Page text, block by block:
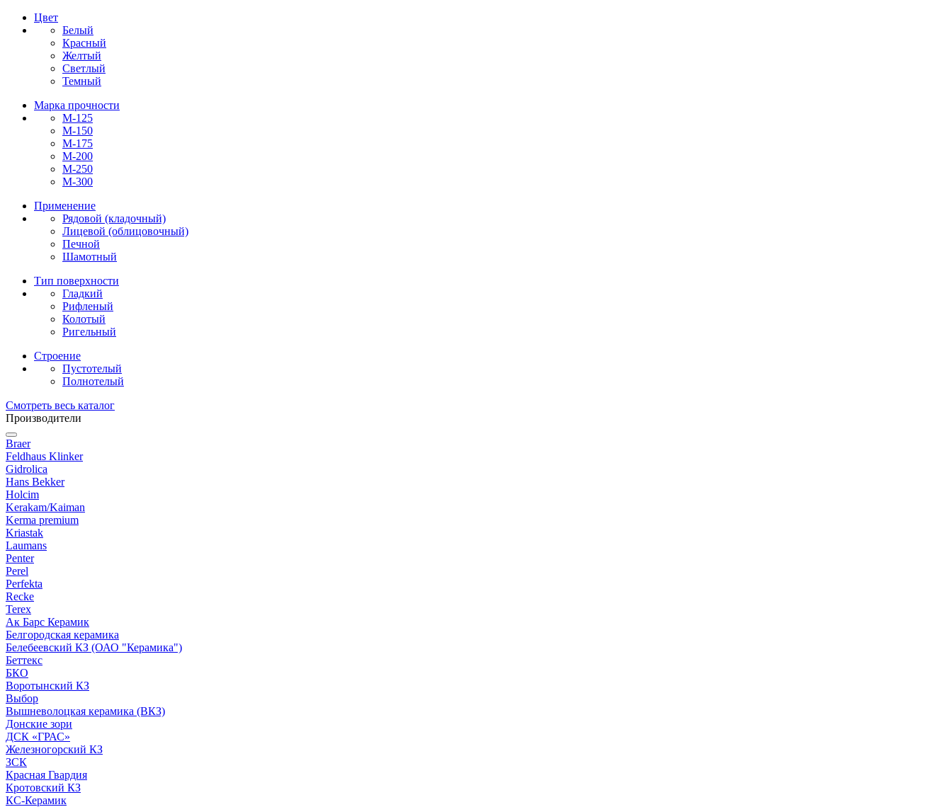
Цвет
Белый
Красный
Желтый
Светлый
Темный
Марка прочности
М-125
М-150
М-175
М-200
М-250
М-300
Применение
Рядовой (кладочный)
Лицевой (облицовочный)
Печной
Шамотный
Тип поверхности
Гладкий
Рифленый
Колотый
Ригельный
Строение
Пустотелый
Полнотелый
Смотреть весь каталог
Производители
Braer
Feldhaus Klinker
Gidrolica
Hans Bekker
Holcim
Kerakam/Kaiman
Kerma premium
Kriastak
Laumans
Penter
Perel
Perfekta
Recke
Terex
Ак Барс Керамик
Белгородская керамика
Белебеевский КЗ (ОАО "Керамика")
Беттекс
БКО
Воротынский КЗ
Выбор
Вышневолоцкая керамика (ВКЗ)
Донские зори
ДСК «ГРАС»
Железногорский КЗ
ЗСК
Красная Гвардия
Кротовский КЗ
КС-Керамик